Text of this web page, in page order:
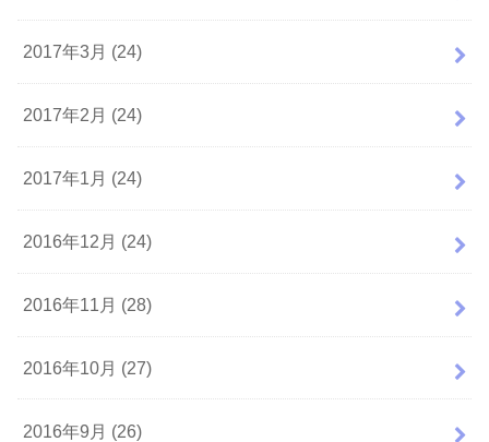
2017年3月 (24)
2017年2月 (24)
2017年1月 (24)
2016年12月 (24)
2016年11月 (28)
2016年10月 (27)
2016年9月 (26)